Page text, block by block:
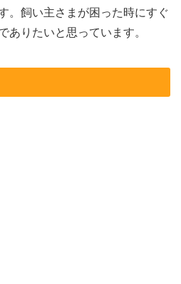
。飼い主さまが困った時にすぐ
ありたいと思っています。